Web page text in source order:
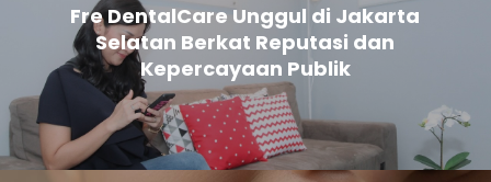
Fre DentalCare Unggul di Jakarta
Selatan Berkat Reputasi dan
Kepercayaan Publik